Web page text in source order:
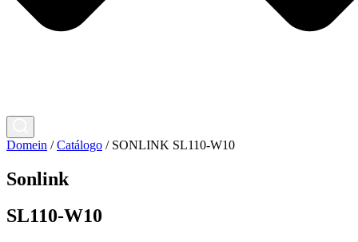
Domein / Catálogo / SONLINK SL110-W10
Sonlink
SL110-W10